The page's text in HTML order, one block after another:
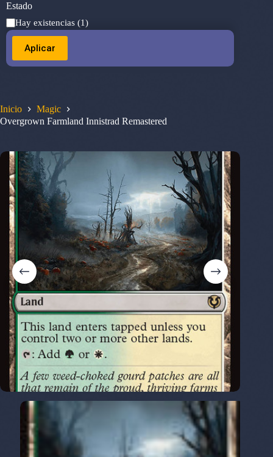
Inicio
Magic
Overgrown Farmland Innistrad Remastered
Estado
Estado
Hay existencias (1)
Aplicar